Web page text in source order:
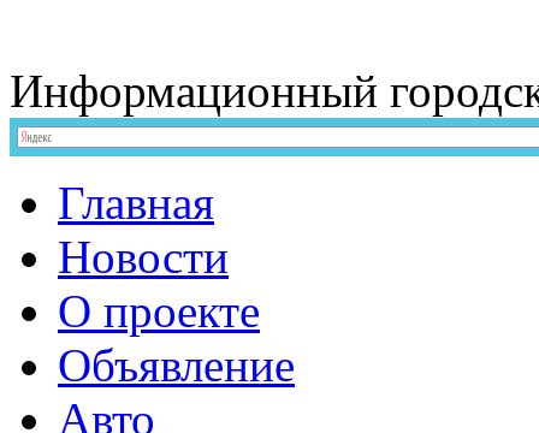
Информационный
Главная
Новости
О проекте
Объявление
Авто